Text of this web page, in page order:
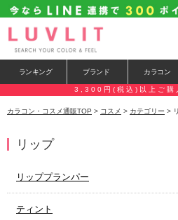
ランキング ブランド カラコン
3,300円(税込)以上ご購
カラコン・コスメ通販TOP > コスメ > カテゴリー >
リップ
リッププランパー
ティント